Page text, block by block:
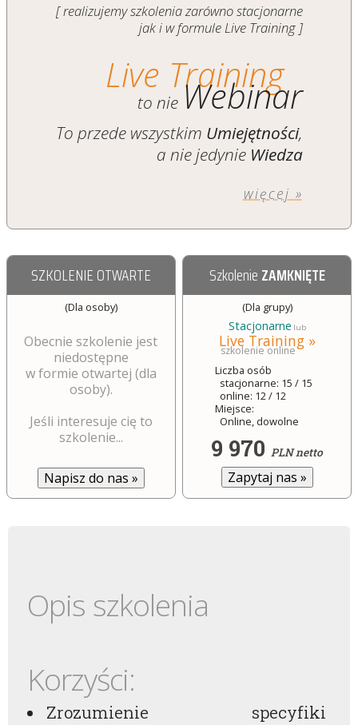
[ realizujemy szkolenia zarówno stacjonarne
jak i w formule Live Training ]
Live Training
to nie Webinar
To przede wszystkim Umiejętności,
a nie jedynie Wiedza
więcej »
SZKOLENIE OTWARTE
(Dla osoby)
Obecnie szkolenie jest
niedostępne
w formie otwartej (dla
osoby).
Jeśli interesuje cię to
szkolenie...
Napisz do nas »
Szkolenie ZAMKNIĘTE
(Dla grupy)
Stacjonarne lub
Live Training »
szkolenie online
Liczba osób
stacjonarne: 15 / 15
online: 12 / 12
Miejsce:
Online, dowolne
9 970 PLN netto
Zapytaj nas »
Opis szkolenia
Korzyści:
Zrozumienie specyfiki